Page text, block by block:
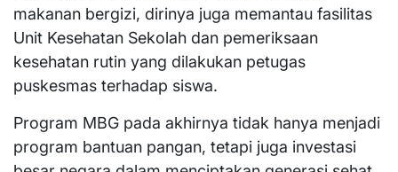
makanan bergizi, dirinya juga memantau fasilitas
Unit Kesehatan Sekolah dan pemeriksaan
kesehatan rutin yang dilakukan petugas
puskesmas terhadap siswa.
Program MBG pada akhirnya tidak hanya menjadi
program bantuan pangan, tetapi juga investasi